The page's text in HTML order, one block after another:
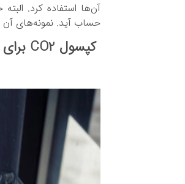
آن‌ها استفاده کرد.
حساب آید. نمونه‌های آن
کپسول CO2 برای چیست؟ مزایای استفاده از کپسول‌های آتش نشانی CO2